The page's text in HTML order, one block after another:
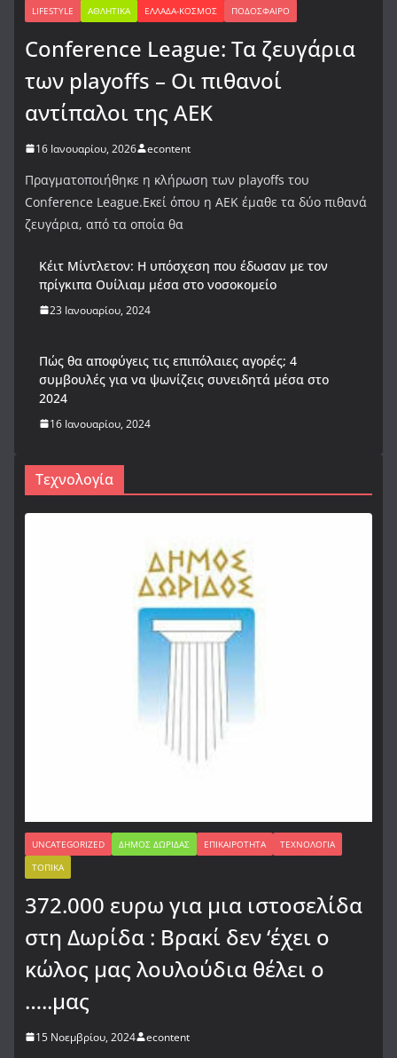
LIFESTYLE ΑΘΛΗΤΙΚΆ ΕΛΛΆΔΑ-ΚΌΣΜΟΣ ΠΟΔΌΣΦΑΙΡΟ
Conference League: Τα ζευγάρια
των playoffs – Οι πιθανοί
αντίπαλοι της ΑΕΚ
16 Ιανουαρίου, 2026 econtent
Πραγματοποιήθηκε η κλήρωση των playoffs του
Conference League.Εκεί όπου η ΑΕΚ έμαθε τα δύο πιθανά
ζευγάρια, από τα οποία θα
Κέιτ Μίντλετον: Η υπόσχεση που έδωσαν με τον
πρίγκιπα Ουίλιαμ μέσα στο νοσοκομείο
23 Ιανουαρίου, 2024
Πώς θα αποφύγεις τις επιπόλαιες αγορές; 4
συμβουλές για να ψωνίζεις συνειδητά μέσα στο
2024
16 Ιανουαρίου, 2024
Τεχνολογία
UNCATEGORIZED ΔΉΜΟΣ ΔΩΡΊΔΑΣ ΕΠΙΚΑΙΡΌΤΗΤΑ
ΤΕΧΝΟΛΟΓΊΑ
ΤΟΠΙΚΆ
372.000 ευρω για μια ιστοσελίδα
στη Δωρίδα : Βρακί δεν ‘έχει ο
κώλος μας λουλούδια θέλει ο
…..μας
15 Νοεμβρίου, 2024 econtent